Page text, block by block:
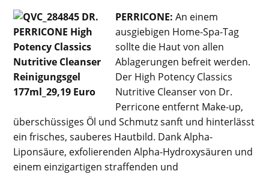
PERRICONE:An einem
ausgiebigen Home-Spa-Tag
sollte die Haut von allen
Ablagerungen befreit werden.
Der High Potency Classics
Nutritive Cleanser von Dr.
Perricone entfernt Make-up,
überschüssiges Öl und Schmutz sanft und hinterlässt
ein frisches, sauberes Hautbild. Dank Alpha-
Liponsäure, exfolierenden Alpha-Hydroxysäuren und
einem einzigartigen straffenden und